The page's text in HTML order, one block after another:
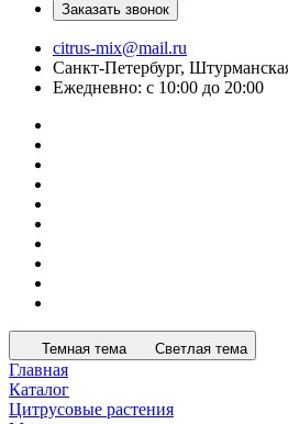
Заказать звонок
citrus-mix@mail.ru
Санкт-Петербург,
Ежедневно: с 10:00 до 20:00
Темная тема Светлая тема
Главная
Каталог
Цитрусовые растения